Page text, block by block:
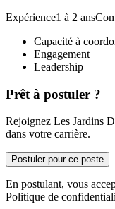
Expérience1 à 2
Capacité à
Engagement
Leadership
Prêt à postuler ?
Rejoignez Les Jardins
dans votre carrière.
Postuler pour ce poste
En postulant, vous
Politique de